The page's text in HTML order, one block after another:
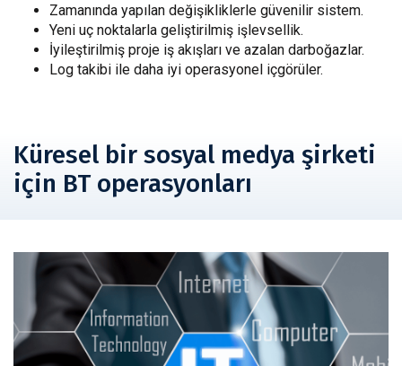
Zamanında yapılan değişikliklerle güvenilir sistem.
Yeni uç noktalarla geliştirilmiş işlevsellik.
İyileştirilmiş proje iş akışları ve azalan darboğazlar.
Log takibi ile daha iyi operasyonel içgörüler.
Küresel bir sosyal medya şirketi
için BT operasyonları